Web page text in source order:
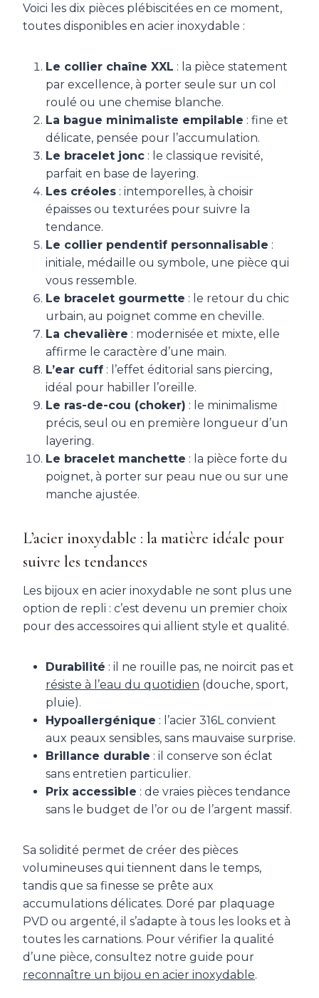
Voici les dix pièces plébiscitées en ce moment,
toutes disponibles en acier inoxydable :
Le collier chaîne XXL : la pièce statement
par excellence, à porter seule sur un col
roulé ou une chemise blanche.
La bague minimaliste empilable : fine et
délicate, pensée pour l’accumulation.
Le bracelet jonc : le classique revisité,
parfait en base de layering.
Les créoles : intemporelles, à choisir
épaisses ou texturées pour suivre la
tendance.
Le collier pendentif personnalisable :
initiale, médaille ou symbole, une pièce qui
vous ressemble.
Le bracelet gourmette : le retour du chic
urbain, au poignet comme en cheville.
La chevalière : modernisée et mixte, elle
affirme le caractère d’une main.
L’ear cuff : l’effet éditorial sans piercing,
idéal pour habiller l’oreille.
Le ras-de-cou (choker) : le minimalisme
précis, seul ou en première longueur d’un
layering.
Le bracelet manchette : la pièce forte du
poignet, à porter sur peau nue ou sur une
manche ajustée.
L’acier inoxydable : la matière idéale pour
suivre les tendances
Les bijoux en acier inoxydable ne sont plus une
option de repli : c’est devenu un premier choix
pour des accessoires qui allient style et qualité.
Durabilité : il ne rouille pas, ne noircit pas et
résiste à l’eau du quotidien (douche, sport,
pluie).
Hypoallergénique : l’acier 316L convient
aux peaux sensibles, sans mauvaise surprise.
Brillance durable : il conserve son éclat
sans entretien particulier.
Prix accessible : de vraies pièces tendance
sans le budget de l’or ou de l’argent massif.
Sa solidité permet de créer des pièces
volumineuses qui tiennent dans le temps,
tandis que sa finesse se prête aux
accumulations délicates. Doré par plaquage
PVD ou argenté, il s’adapte à tous les looks et à
toutes les carnations. Pour vérifier la qualité
d’une pièce, consultez notre guide pour
reconnaître un bijou en acier inoxydable.